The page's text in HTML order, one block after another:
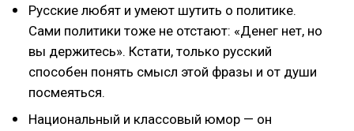
Русские любят и умеют шутить о политике.
Сами политики тоже не отстают: «Денег нет, но
вы держитесь». Кстати, только русский
способен понять смысл этой фразы и от души
посмеяться.
Национальный и классовый юмор — он